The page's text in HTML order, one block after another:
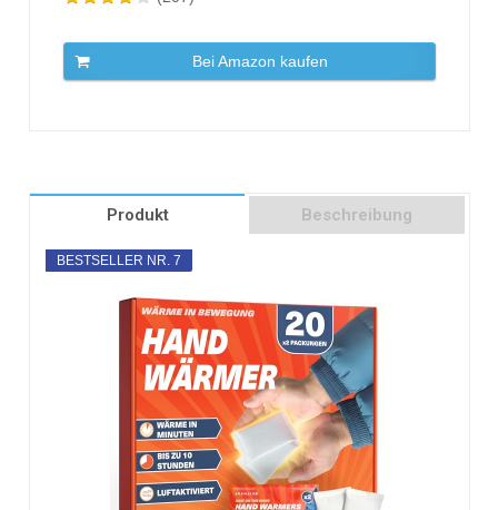
Bei Amazon kaufen
Produkt Beschreibung
BESTSELLER NR. 7